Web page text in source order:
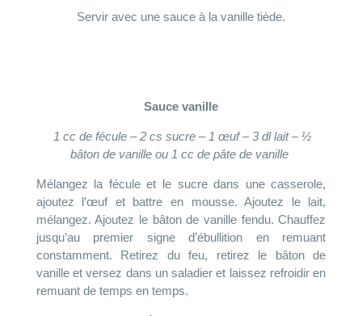
Servir avec une sauce à la vanille tiède.
Sauce vanille
1 cc de fécule –2 cs sucre – 1 œuf –3 dllait –½
bâton de vanille ou 1 cc de pâte de vanille
Mélangez la fécule et le sucre dans une casserole,
ajoutez l’œuf et battre en mousse. Ajoutez le lait,
mélangez. Ajoutez le bâton de vanille fendu. Chauffez
jusqu’au premier signe d’ébullition en remuant
constamment. Retirez du feu, retirez le bâton de
vanille et versez dans un saladier et laissez refroidir en
remuant de temps en temps.